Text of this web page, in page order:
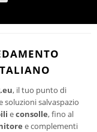
all'invio delle newsletter.
consultare la privacy policy
, il tuo punto di
soluzioni salvaspazio
econsolle, fino al
e complementi